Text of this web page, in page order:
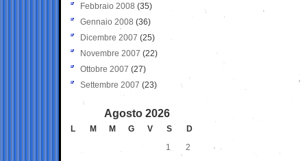
Febbraio 2008 (35)
Gennaio 2008 (36)
Dicembre 2007 (25)
Novembre 2007 (22)
Ottobre 2007 (27)
Settembre 2007 (23)
Agosto 2026
L M M G V S
D
1
2